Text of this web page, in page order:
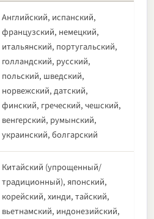
Английский, испанский,
французский, немецкий,
итальянский, португальский,
голландский, русский,
польский, шведский,
норвежский, датский,
финский, греческий, чешский,
венгерский, румынский,
украинский, болгарский
Китайский (упрощенный/
традиционный), японский,
корейский, хинди, тайский,
вьетнамский, индонезийский,